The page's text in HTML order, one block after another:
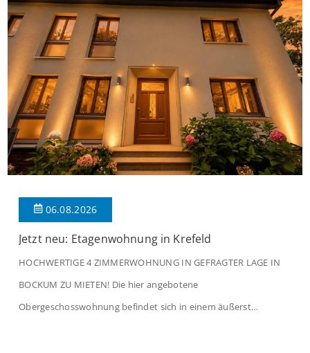
06.08.2026
Jetzt neu: Etagenwohnung in Krefeld
HOCHWERTIGE 4 ZIMMERWOHNUNG IN GEFRAGTER LAGE IN
BOCKUM ZU MIETEN! Die hier angebotene
Obergeschosswohnung befindet sich in einem äußerst